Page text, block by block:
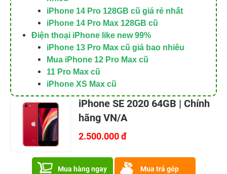
iPhone 14 Pro 128GB cũ giá rẻ nhất
iPhone 14 Pro Max 128GB cũ
Điện thoại iPhone like new 99%
iPhone 13 Pro Max cũ giá bao nhiêu
Mua iPhone 12 Pro Max cũ
11 Pro Max cũ
iPhone XS Max cũ
iPhone SE 2020 64GB | Chính
hãng VN/A
2.500.000 đ
Mua hàng ngay Mua trả góp